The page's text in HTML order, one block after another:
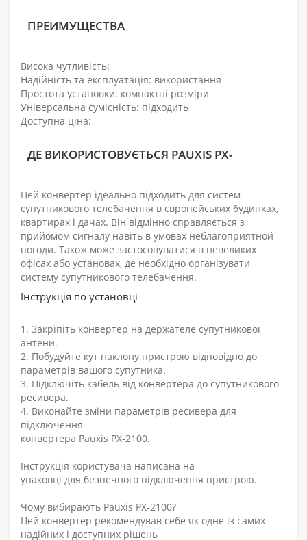
ПРЕИМУЩЕСТВА
Висока чутливість:
Надійність та експлуатація: використання
Простота установки: компактні розміри
Універсальна сумісність: підходить
Доступна ціна:
ДЕ ВИКОРИСТОВУЄТЬСЯ PAUXIS PX-
Цей конвертер ідеально підходить для систем
супутникового телебачення в європейських будинках,
квартирах і дачах. Він відмінно справляється з
прийомом сигналу навіть в умовах неблагоприятной
погоди. Також може застосовуватися в невеликих
офісах або установах, де необхідно організувати
систему супутникового телебачення.
Інструкція по установці
1. Закріпіть конвертер на держателе супутникової
антени.
2. Побудуйте кут наклону пристрою відповідно до
параметрів вашого супутника.
3. Підключіть кабель від конвертера до супутникового
ресивера.
4. Виконайте зміни параметрів ресивера для
підключення
конвертера Pauxis PX-2100.
Інструкція користувача написана на
упаковці для безпечного підключення пристрою.
Чому вибирають Pauxis PX-2100?
Цей конвертер рекомендував себе як одне із самих
надійних і доступних рішень